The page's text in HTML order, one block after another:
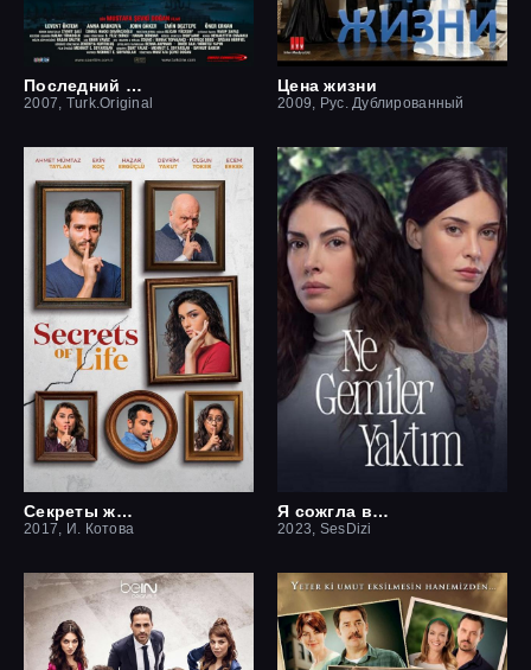
Последний оттоман: Яндим Али
2007, Turk.Original
Цена жизни
2009, Рус. Дублированный
Секреты жизни
2017, И. Котова
Я сожгла все мосты / Какие корабли я сжёг
2023, SesDizi